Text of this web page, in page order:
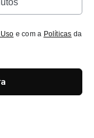
e com a Políticas da